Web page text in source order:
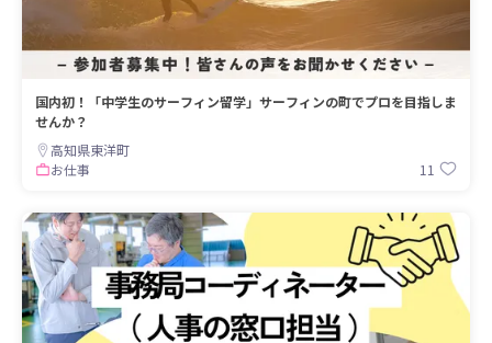
国内初！「中学生のサーフィン留学」サーフィンの町でプロを目指しま
せんか？
高知県東洋町
お仕事
11